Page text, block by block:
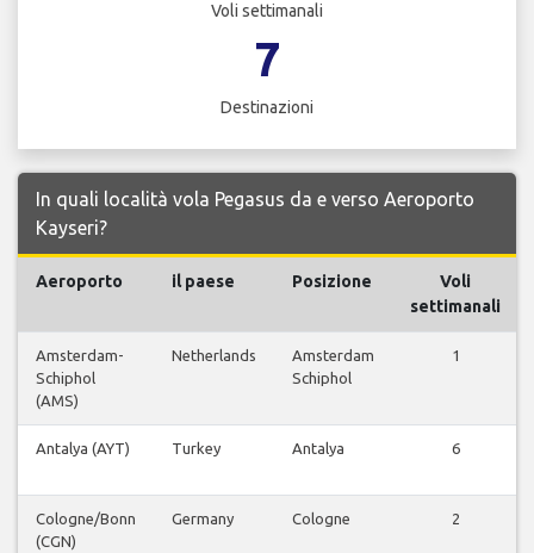
Voli settimanali
7
Destinazioni
In quali località vola Pegasus da e verso Aeroporto
Kayseri?
Aeroporto il paese Posizione
Voli
settimanali
Amsterdam-
Schiphol
(AMS)
Netherlands
Amsterdam
Schiphol
1
Antalya (AYT) Turkey Antalya 6
Cologne/Bonn
(CGN)
Germany Cologne 2